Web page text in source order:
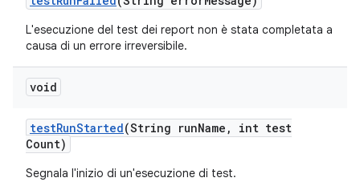
L'esecuzione del test dei report non è stata completata a
causa di un errore irreversibile.
void
testRunStarted(String runName ,
int test
Count)
Segnala l'inizio di un'esecuzione di test.